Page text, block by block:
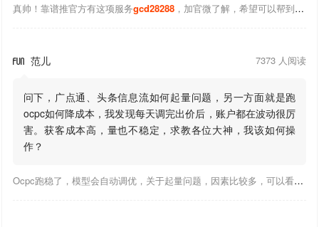
真帅！靠谱推官方有这项服务gcd28288，加官微了解，希望可以帮到你！
 范儿 7373 人阅读
问下，广点通、头条信息流如何起量问题，另一方面就是跑
ocpc如何降成本，我发现每天调完出价后，账户都在波动很厉
害。获客成本高，量也不稳定，求教各位大神，我该如何操
作？
Ocpc跑稳了，模型会自动调优，关于起量问题，因素比较多，可以看下靠谱推大神出的干货文章，都是经验总结，应该可以找到对应解决。